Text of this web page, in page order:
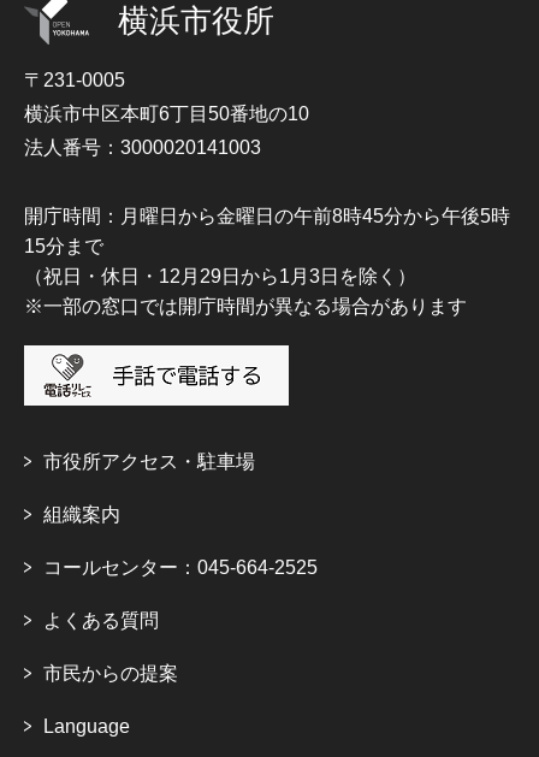
横浜市役所
〒231-0005
横浜市中区本町6丁目50番地の10
法人番号：3000020141003
開庁時間：月曜日から金曜日の午前8時45分から午後5時
15分まで
（祝日・休日・12月29日から1月3日を除く）
※一部の窓口では開庁時間が異なる場合があります
市役所アクセス・駐車場
組織案内
コールセンター：045-664-2525
よくある質問
市民からの提案
Language